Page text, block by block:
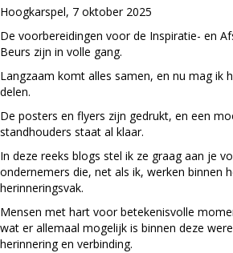
Hoogkarspel, 7 oktober 2025
De voorbereidingen voor de Inspiratie- en
Beurs zijn in volle gang.
Langzaam komt alles samen, en nu mag ik
delen.
De posters en flyers zijn gedrukt, en een
standhouders staat al klaar.
In deze reeks blogs stel ik ze graag aan je
ondernemers die, net als ik, werken binnen
herinneringsvak.
Mensen met hart voor betekenisvolle
wat er allemaal mogelijk is binnen deze
herinnering en verbinding.